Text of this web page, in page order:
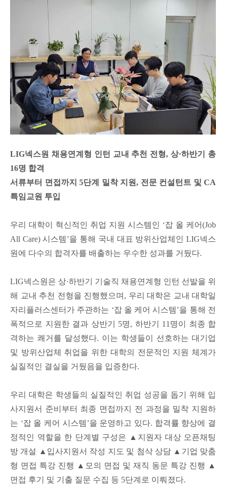
LIG넥스원 채용연계형 인턴 교내 추천 전형,상·하반기 총
16명 합격
서류부터 면접까지 5단계 밀착 지원, 전문 컨설턴트 및 CA
특임교원 투입
우리 대학이 혁신적인 취업 지원 시스템인 ‘잡 올 케어(Job
All Care)시스템’을 통해 국내 대표 방위산업체인LIG넥스
원에 다수의 합격자를 배출하는 우수한 성과를 거뒀다.
LIG넥스원은 상·하반기 기술직 채용연계형 인턴 선발을 위
해 교내 추천 전형을 진행했으며 , 우리 대학은 교내 대학일
자리플러스센터가 주관하는 ‘잡 올 케어 시스템’을 통해 전
폭적으로 지원한 결과 상반기 5명, 하반기 11 명이 최종 합
격하는 쾌거를 달성했다. 이는 학생들이 선호하는 대기업
및 방위산업체 취업을 위한 대학의 전문적인 지원 체계가
실질적인 결실을 거뒀음을 입증한다.
우리 대학은 학생들의 실질적인 취업 성공을 돕기 위해 입
사지원서 준비부터 최종 면접까지 전 과정을 밀착 지원하
는 ‘잡 올 케어 시스템’을 운영하고 있다. 합격률 향상에 결
정적인 역할을 한 단계별 구성은
▲ 지원자 대상 오픈채팅
방 개설
▲ 입사지원서 작성 지도 및 첨삭 상담 ▲ 기업 맞춤
형 면접 특강 진행
▲ 모의 면접 및 재직 동문 특강 진행
▲
면접 후기 및 기출 질문 수집 등 5단계로 이뤄졌다.